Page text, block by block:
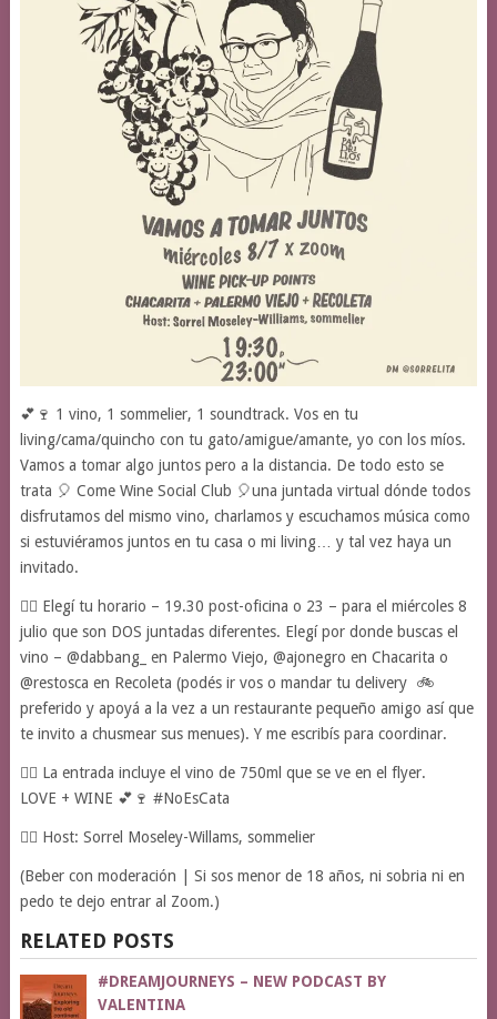
💕🍷 1 vino, 1 sommelier, 1 soundtrack. Vos en tu
living/cama/quincho con tu gato/amigue/amante, yo con los míos.
Vamos a tomar algo juntos pero a la distancia. De todo esto se
trata 🎈 Come Wine Social Club 🎈una juntada virtual dónde todos
disfrutamos del mismo vino, charlamos y escuchamos música como
si estuviéramos juntos en tu casa o mi living… y tal vez haya un
invitado.
👉🏽 Elegí tu horario – 19.30 post-oficina o 23 – para el miércoles 8
julio que son DOS juntadas diferentes. Elegí por donde buscas el
vino – @dabbang_ en Palermo Viejo, @ajonegro en Chacarita o
@restosca en Recoleta (podés ir vos o mandar tu delivery 🚲
preferido y apoyá a la vez a un restaurante pequeño amigo así que
te invito a chusmear sus menues). Y me escribís para coordinar.
👉🏽 La entrada incluye el vino de 750ml que se ve en el flyer.
LOVE + WINE 💕🍷 #NoEsCata
👉🏽 Host: Sorrel Moseley-Willams, sommelier
(Beber con moderación | Si sos menor de 18 años, ni sobria ni en
pedo te dejo entrar al Zoom.)
RELATED POSTS
#DREAMJOURNEYS – NEW PODCAST BY
VALENTINA